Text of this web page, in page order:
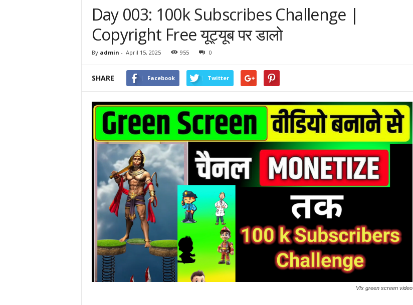
Day 003: 100k Subscribes Challenge |
Copyright Free यूट्यूब पर डालो
By admin - April 15, 2025 955 0
SHARE Facebook Twitter
Vfx green screen video